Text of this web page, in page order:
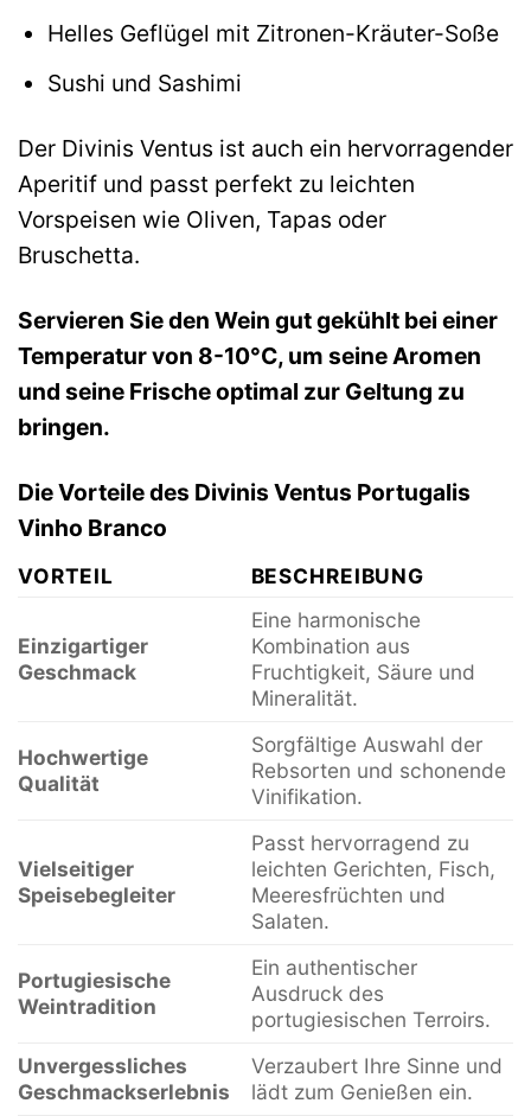
Helles Geflügel mit Zitronen-Kräuter-Soße
Sushi und Sashimi
Der Divinis Ventus ist auch ein hervorragender
Aperitif und passt perfekt zu leichten
Vorspeisen wie Oliven, Tapas oder
Bruschetta.
Servieren Sie den Wein gut gekühlt bei einer
Temperatur von 8-10°C, um seine Aromen
und seine Frische optimal zur Geltung zu
bringen.
Die Vorteile des Divinis Ventus Portugalis
Vinho Branco
VORTEIL BESCHREIBUNG
Einzigartiger
Geschmack
Eine harmonische
Kombination aus
Fruchtigkeit, Säure und
Mineralität.
Hochwertige
Qualität
Sorgfältige Auswahl der
Rebsorten und schonende
Vinifikation.
Vielseitiger
Speisebegleiter
Passt hervorragend zu
leichten Gerichten, Fisch,
Meeresfrüchten und
Salaten.
Portugiesische
Weintradition
Ein authentischer
Ausdruck des
portugiesischen Terroirs.
Unvergessliches
Geschmackserlebnis
Verzaubert Ihre Sinne und
lädt zum Genießen ein.